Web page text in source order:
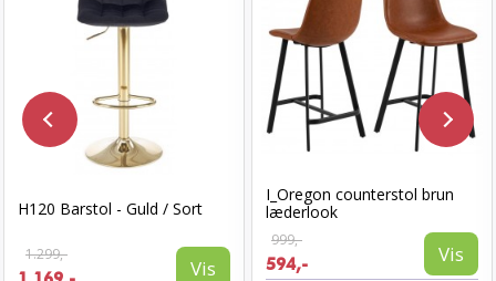
H120 Barstol - Guld / Sort
1.299,-
Vis
I_Oregon counterstol brun
læderlook
999,-
594,- Vis